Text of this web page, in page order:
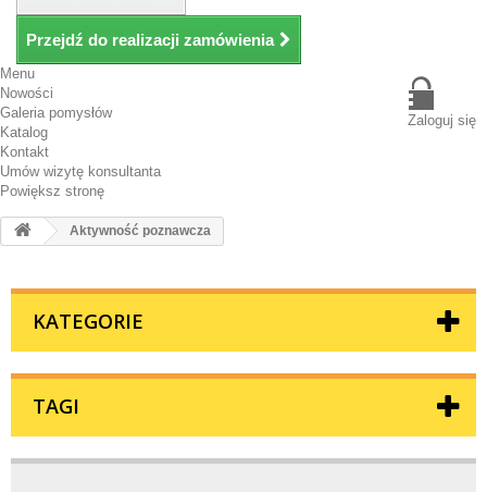
Przejdź do realizacji zamówienia
Zaloguj się
Menu
Nowości
Galeria pomysłów
Katalog
Kontakt
Umów wizytę konsultanta
Powiększ stronę
Aktywność poznawcza
KATEGORIE
TAGI